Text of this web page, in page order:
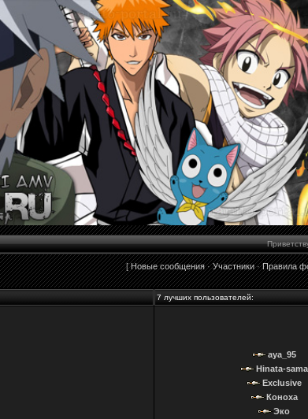
[Новые сообщения·Участники·Правила
7 лучших пользователей:
aya_95
Hinata-sama
Exclusive
Коноха
Эко